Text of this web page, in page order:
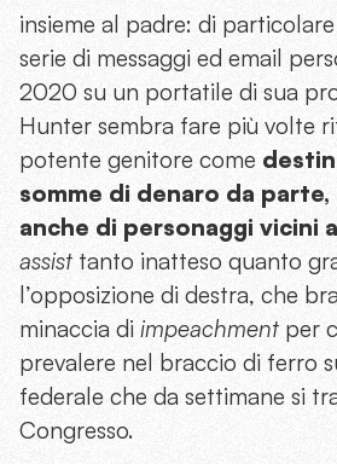
insieme al padre: di
serie di messaggi ed email
2020 su un portatile di sua
Hunter sembra fare più volte
potente genitore come
somme di denaro da
anche di personaggi vicini
assist tanto inatteso quanto
l’opposizione di destra, che
minaccia di impeachment per
prevalere nel braccio di ferro
federale che da settimane si
Congresso.